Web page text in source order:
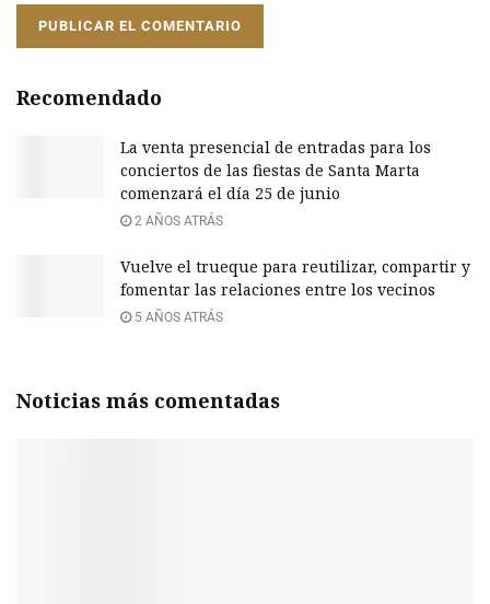
Recomendado
La venta presencial de entradas para los
conciertos de las fiestas de Santa Marta
comenzará el día 25 de junio
2 AÑOS ATRÁS
Vuelve el trueque para reutilizar, compartir y
fomentar las relaciones entre los vecinos
5 AÑOS ATRÁS
Noticias más comentadas